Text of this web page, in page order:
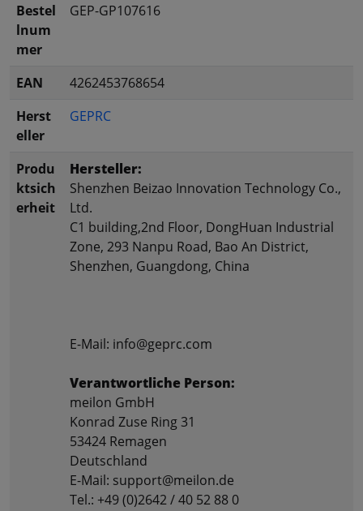
Bestel
lnum
mer
GEP-GP107616
EAN
4262453768654
Herst
eller
GEPRC
Produ
ktsich
erheit
Hersteller:
Shenzhen Beizao Innovation Technology Co.,
Ltd.
C1 building,2nd Floor, DongHuan Industrial
Zone, 293 Nanpu Road, Bao An District,
Shenzhen, Guangdong, China
E-Mail: info@geprc.com
Verantwortliche Person:
meilon GmbH
Konrad Zuse Ring 31
53424 Remagen
Deutschland
E-Mail: support@meilon.de
Tel.: +49 (0)2642 / 40 52 88 0